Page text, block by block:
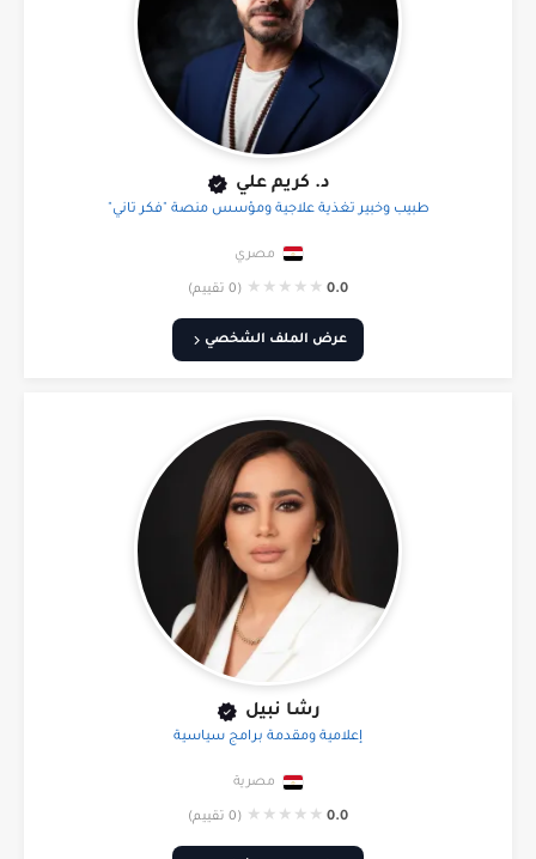
د. كريم علي
طبيب وخبير تغذية علاجية ومؤسس منصة "فكر تاني"
مصري
0.0
★
★
★
★
★ (0 تقييم)
عرض الملف الشخصي
رشا نبيل
إعلامية ومقدمة برامج سياسية
مصرية
0.0
★
★
★
★
★ (0 تقييم)